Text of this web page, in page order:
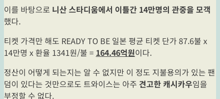
이를 바탕으로 니산 스타디움에서 이틀간 14만명의 관중을 모객
했다.
티켓 가격만 해도 READY TO BE 일본 평균 티켓 단가 87.6불 x
14만명 x 환율 1341원/불 = 164.46억원이다.
정산이 어떻게 되는지는 알 수 없지만 이 정도 지불용의가 있는 팬
덤이 있다는 것만으로도 트와이스는 아주 견고한 캐시카우임을
부정할 수 없다.